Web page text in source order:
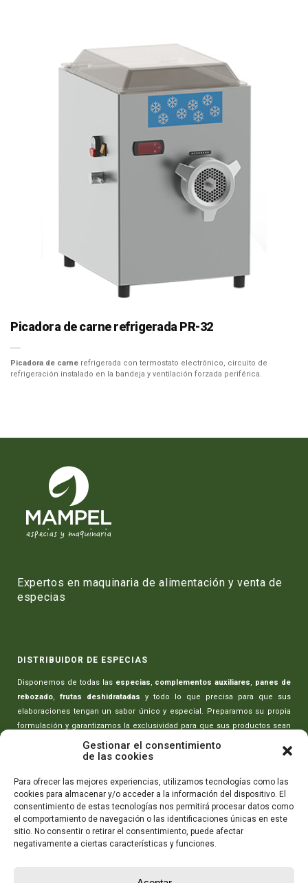
Gestionar el consentimiento
de las cookies
Para ofrecer las mejores experiencias, utilizamos tecnologías como las
cookies para almacenar y/o acceder a la información del dispositivo. El
consentimiento de estas tecnologías nos permitirá procesar datos como
el comportamiento de navegación o las identificaciones únicas en este
sitio. No consentir o retirar el consentimiento, puede afectar
negativamente a ciertas características y funciones.
Picadora de carne refrigerada PR-32
Picadora de carne refrigerada con termostato electrónico, circuito de
refrigeración instalado en la bandeja y ventilación forzada periférica.
Expertos en maquinaria de alimentación y venta de
especias
DISTRIBUIDOR DE ESPECIAS
Disponemos de todas las especias, complementos auxiliares, panes de
rebozado, frutas deshidratadas y todo lo que precisa para que sus
elaboraciones tengan un sabor único y especial. Preparamos su propia
formulación y garantizamos la exclusividad para que sus productos sean
Toda la maquinaria necesaria para realizar sus elaboraciones:picadoras
de carne,amasadoras-mezcladoras, máquinas rellenado de embutidos,
máquinas de envasado,cortadoras de embutidosy todo lo que necesita
para que sus productos tengan la máxima calidad.